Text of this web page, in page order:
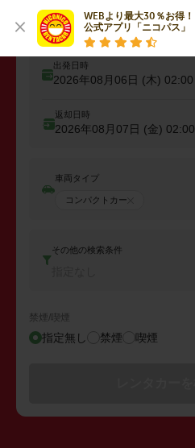
WEBより最大30％お得！
公式アプリ「ニコパス」
出発店舗、エリアを入力
出発日時
2026年08月06日 (木) 02:00
返却日時
2026年08月07日 (金) 02:00
車両タイプ
コンパクトカー
その他の検索条件
禁煙/喫煙
指定無し 禁煙 喫煙